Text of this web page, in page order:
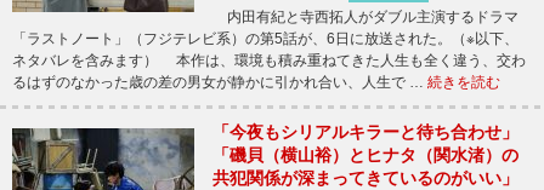
内田有紀と寺西拓人がダブル主演するドラマ
「ラストノート」（フジテレビ系）の第5話が、6日に放送された。（※以下、
ネタバレを含みます） 本作は、環境も積み重ねてきた人生も全く違う、交わ
るはずのなかった歳の差の男女が静かに引かれ合い、人生で … 続きを読む
「今夜もシリアルキラーと待ち合わせ」
「磯貝（横山裕）とヒナタ（関水渚）の
共犯関係が深まってきているのがいい」